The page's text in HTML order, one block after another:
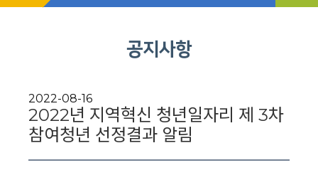
공지사항
2022-08-16
2022년 지역혁신 청년일자리 제 3차
참여청년 선정결과 알림